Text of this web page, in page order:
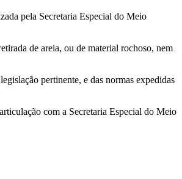
pela Secretaria Especial do Meio
de areia, ou de material rochoso, nem
pertinente, e das normas expedidas
com a Secretaria Especial do Meio